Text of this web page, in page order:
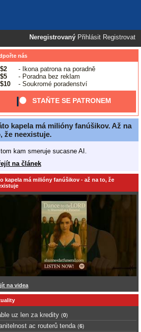
Neregistrovaný Přihlásit Registrovat
nás
$2
- Ikona patrona na poradně
$5
- Poradna bez reklam
$10
- Soukromé poradenství
STAŇTE SE PATRONEM
kapela má milióny fanúšikov. Až na
že neexistuje.
kam smeruje sucasne AI.
na článek
kapela má milióny fanúšikov - až na to, že
na videa
uz len za kredity (0)
ac routerů tenda (6)